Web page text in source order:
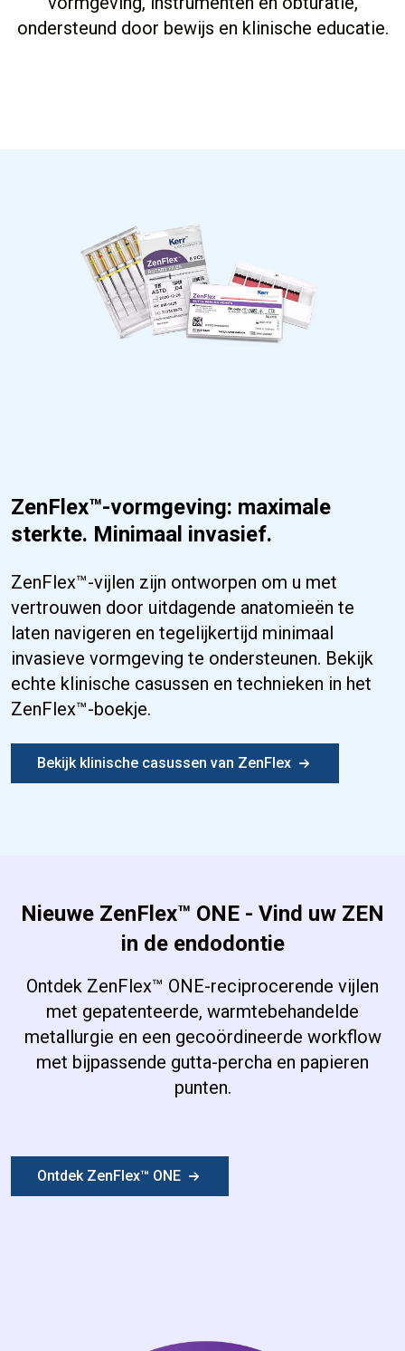
ondersteund door bewijs en klinische educatie.
ZenFlex™-vormgeving: maximale
sterkte. Minimaal invasief.
ZenFlex™-vijlen zijn ontworpen om u met
vertrouwen door uitdagende anatomieën te
laten navigeren en tegelijkertijd minimaal
invasieve vormgeving te ondersteunen. Bekijk
echte klinische casussen en technieken in het
ZenFlex™-boekje.
Bekijk klinische casussen van ZenFlex
Nieuwe ZenFlex™ ONE - Vind uw ZEN
in de endodontie
Ontdek ZenFlex™ ONE-reciprocerende vijlen
met gepatenteerde, warmtebehandelde
metallurgie en een gecoördineerde workflow
met bijpassende gutta-percha en papieren
punten.
Ontdek ZenFlex™ ONE